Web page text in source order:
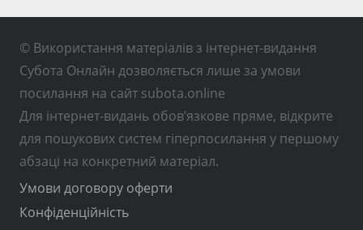
© Використання матеріалів з інтернет-видання
Субота Онлайн дозволяється лише за умови
посилання на сайт subota.online
Для інтернет-видань обов’язкове пряме, відкрите
для пошукових систем гіперпосилання у першому
абзаці на конкретний матеріал.
Умови договору оферти
Конфіденційність